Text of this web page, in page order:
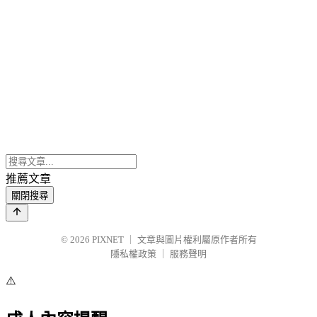
推薦文章
關閉搜尋
© 2026 PIXNET
文章與圖片權利屬原作者所有
隱私權政策
服務聲明
⚠️